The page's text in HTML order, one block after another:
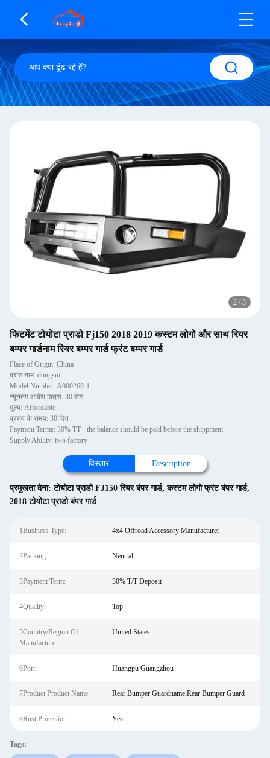
2 / 3
फिटमेंट टोयोटा प्राडो Fj150 2018 2019 कस्टम लोगो और साथ रियर
बम्पर गार्डनाम रियर बम्पर गार्ड फ्रंट बम्पर गार्ड
Place of Origin: China
ब्रांड नाम: dongsui
Model Number: A000268-1
न्यूनतम आदेश मात्रा: 30 सेट
मूल्य: Affordable
प्रसव के समय: 30 दिन
Payment Terms: 30% TT+ the balance should be paid before the shippment
Supply Ability: two factory
विस्तार Description
प्रमुखता देना:टोयोटा प्राडो FJ150 रियर बंपर गार्ड,कस्टम लोगो फ्रंट बंपर गार्ड,
2018 टोयोटा प्राडो बंपर गार्ड
1Business Type: 4x4 Offroad Accessory Manufacturer
2Packing: Neutral
3Payment Term: 30% T/T Deposit
4Quality: Top
5Country/Region Of
Manufacture:
United States
6Port: Huangpu Guangzhou
7Product Product Name: Rear Bumper Guardname:Rear Bumper Guard
8Rust Protection: Yes
Tags: